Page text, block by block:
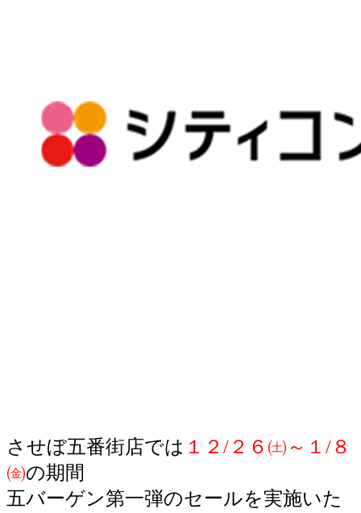
させぼ五番街店では １２/２６㈯～１/８
㈮の期間
五バーゲン第一弾のセールを実施いた